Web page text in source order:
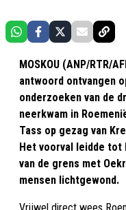
MOSKOU (ANP/RTR/
antwoord ontvangen
onderzoeken van de
neerkwam in
Tass op gezag van
Het voorval leidde tot
van de grens met
mensen lichtgewond.